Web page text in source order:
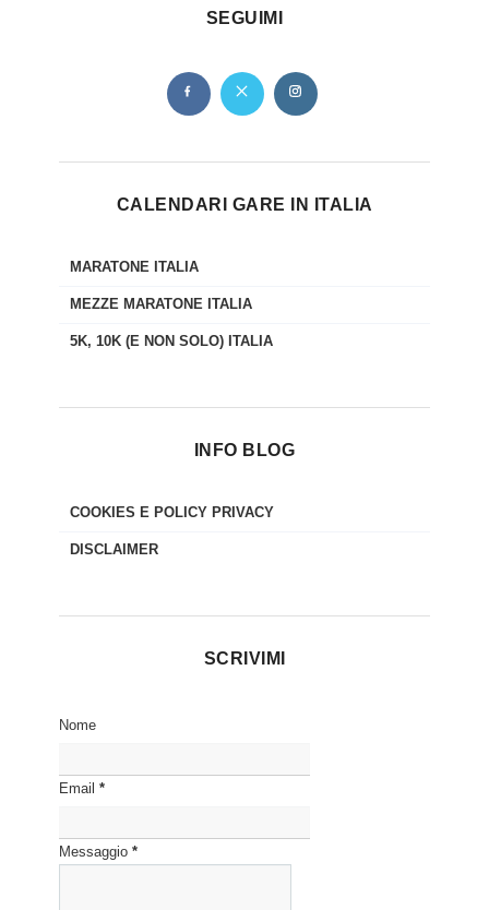
SEGUIMI
CALENDARI GARE IN ITALIA
MARATONE ITALIA
MEZZE MARATONE ITALIA
5K, 10K (E NON SOLO) ITALIA
INFO BLOG
COOKIES E POLICY PRIVACY
DISCLAIMER
SCRIVIMI
Nome
Email *
Messaggio *